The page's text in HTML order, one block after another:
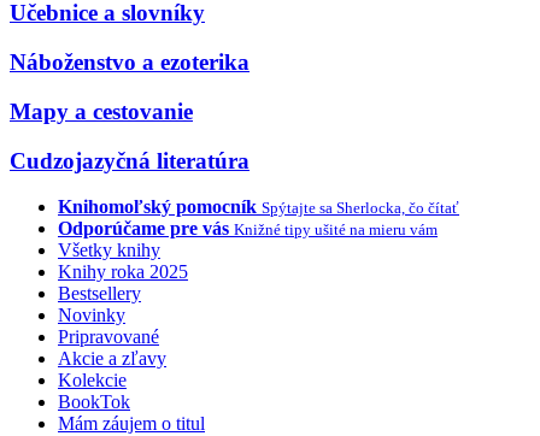
Učebnice a slovníky
Náboženstvo a ezoterika
Mapy a cestovanie
Cudzojazyčná literatúra
Knihomoľský pomocník Spýtajte sa Sherlocka, čo čítať
Odporúčame pre vás Knižné tipy ušité na mieru vám
Všetky knihy
Knihy roka 2025
Bestsellery
Novinky
Pripravované
Akcie a zľavy
Kolekcie
BookTok
Mám záujem o titul